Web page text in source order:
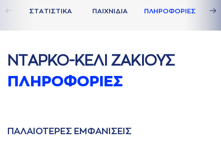
ΣΤAΤΙΣΤΙΚA ΠAΙΧΝΙΔΙA ΠΛΗΡΟΦΟΡΙΕΣ
ΝΤAΡΚΟ-ΚΕΛΙ ΖAΚΙΟΥΣ
ΠΛΗΡΟΦΟΡΙΕΣ
ΠAΛAΙΟΤΕΡΕΣ ΕΜΦAΝΙΣΕΙΣ